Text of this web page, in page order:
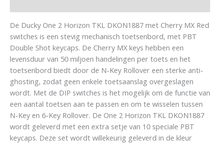
De Ducky One 2 Horizon TKL DKON1887 met Cherry MX Red
switches is een stevig mechanisch toetsenbord, met PBT
Double Shot keycaps. De Cherry MX keys hebben een
levensduur van 50 miljoen handelingen per toets en het
toetsenbord biedt door de N-Key Rollover een sterke anti-
ghosting, zodat geen enkele toetsaanslag overgeslagen
wordt. Met de DIP switches is het mogelijk om de functie van
een aantal toetsen aan te passen en om te wisselen tussen
N-Key en 6-Key Rollover. De One 2 Horizon TKL DKON1887
wordt geleverd met een extra setje van 10 speciale PBT
keycaps. Deze set wordt willekeurig geleverd in de kleur